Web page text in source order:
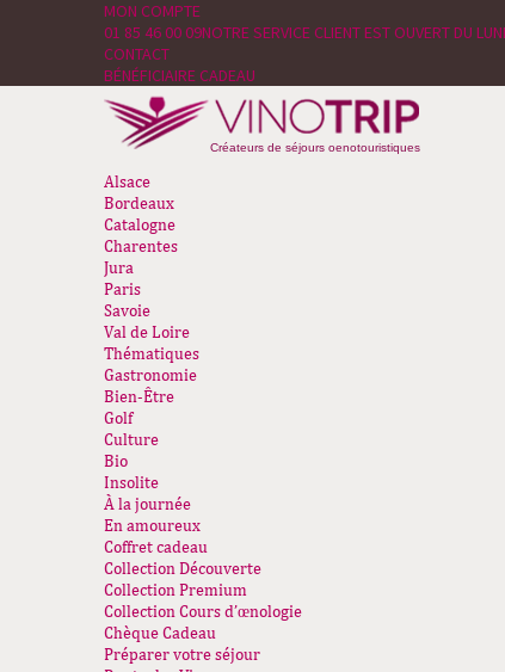
MON COMPTE
01 85 46 00 09NOTRE SERVICE CLIENT EST OUVERT DU
CONTACT
BÉNÉFICIAIRE CADEAU
Créateurs de séjours oenotouristiques
Alsace
Bordeaux
Catalogne
Charentes
Jura
Paris
Savoie
Val de Loire
Thématiques
Gastronomie
Bien-Être
Golf
Culture
Bio
Insolite
À la journée
En amoureux
Coffret cadeau
Collection Découverte
Collection Premium
Collection Cours d’œnologie
Chèque Cadeau
Préparer votre séjour